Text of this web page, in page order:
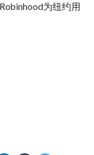
为纽约用